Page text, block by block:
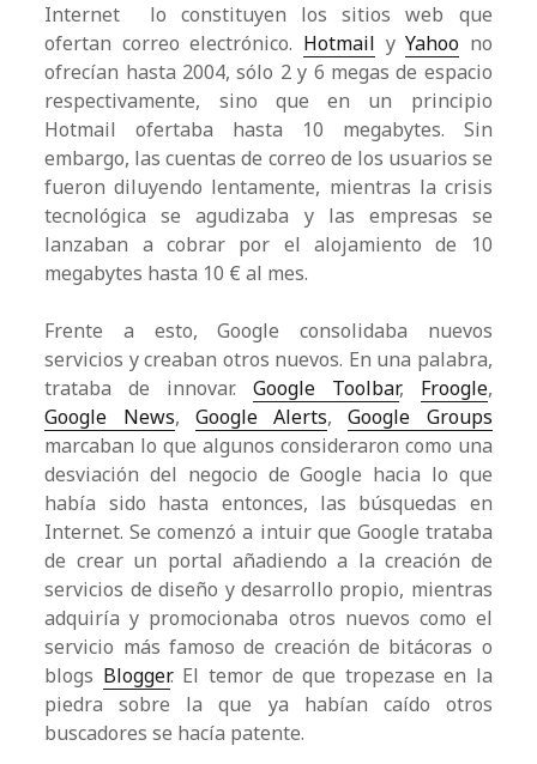
Internet lo constituyen los sitios web que
ofertan correo electrónico. Hotmail yYahoo no
ofrecían hasta 2004, sólo 2 y 6 megas de espacio
respectivamente, sino que en un principio
Hotmail ofertaba hasta 10 megabytes. Sin
embargo, las cuentas de correo de los usuarios se
fueron diluyendo lentamente, mientras la crisis
tecnológica se agudizaba y las empresas se
lanzaban a cobrar por el alojamiento de 10
megabytes hasta 10 € al mes.
Frente a esto, Google consolidaba nuevos
servicios y creaban otros nuevos. En una palabra,
trataba de innovar. Google Toolbar, Froogle,
Google News, Google Alerts,Google Groups
marcaban lo que algunos consideraron como una
desviación del negocio de Google hacia lo que
había sido hasta entonces, las búsquedas en
Internet. Se comenzó a intuir que Google trataba
de crear un portal añadiendo a la creación de
servicios de diseño y desarrollo propio, mientras
adquiría y promocionaba otros nuevos como el
servicio más famoso de creación de bitácoras o
blogs Blogger. El temor de que tropezase en la
piedra sobre la que ya habían caído otros
buscadores se hacía patente.